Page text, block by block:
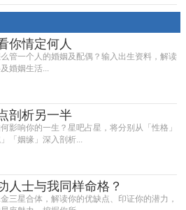
你情定何人
管一个人的婚姻及配偶？输入出生资料，解读
婚姻生活...
剖析另一半
影响你的一生？星吧占星，将分别从「性格」
「姻缘」深入剖析...
人士与我同样命格？
三星合体，解读你的优缺点、印证你的潜力，